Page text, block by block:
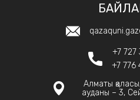
+7 727
+7 776
Алматы
ауданы – 3,